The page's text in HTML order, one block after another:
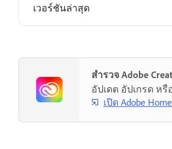
เวอร์ชันล่าสุด
สำรวจ Adobe
อัปเดต อัปเกรด ห
เปิด Adobe Home